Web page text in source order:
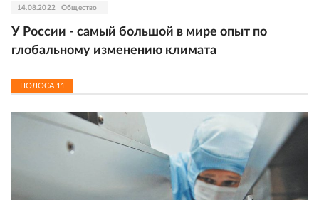
14.08.2022 Общество
У России - самый большой в мире опыт по
глобальному изменению климата
ПОЛОСА 11